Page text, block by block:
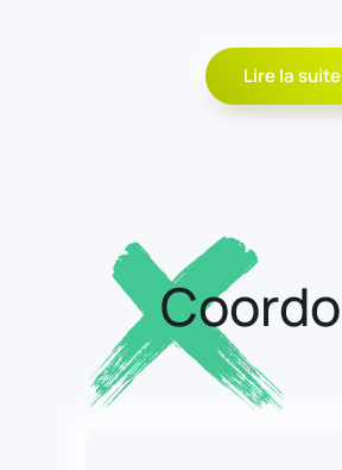
Lire la suite